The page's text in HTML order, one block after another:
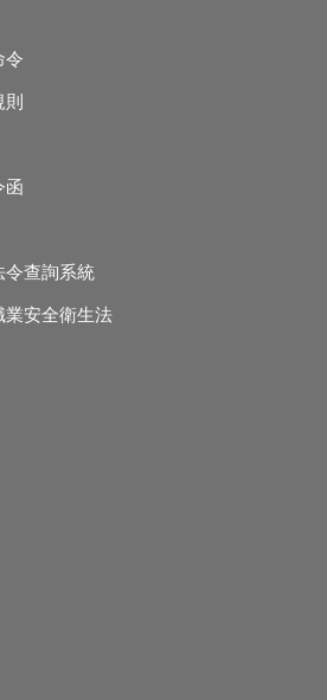
令
函
令查詢系統
業安全衛生法